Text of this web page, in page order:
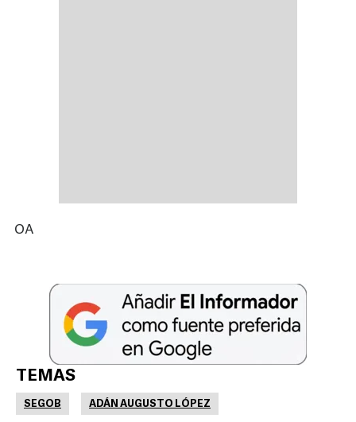
OA
TEMAS
SEGOB ADÁN AUGUSTO LÓPEZ